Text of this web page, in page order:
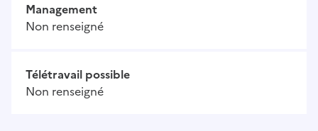
Management
Non renseigné
Télétravail possible
Non renseigné